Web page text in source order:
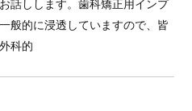
話しします。歯科矯正用インプ
般的に浸透していますので、皆
科的